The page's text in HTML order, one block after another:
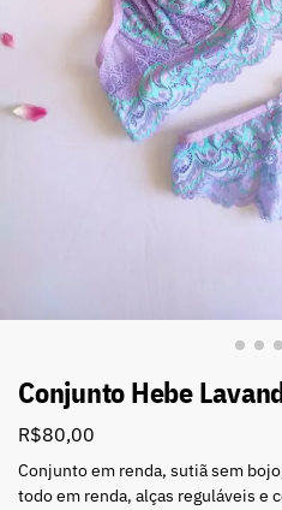
Conjunto Hebe
R$80,00
Conjunto em renda, sutiã sem
todo em renda, alças reguláveis e